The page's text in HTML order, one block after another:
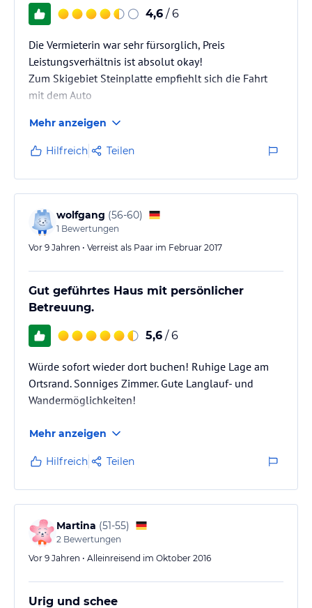
4,6 / 6
Die Vermieterin war sehr fürsorglich, Preis
Leistungsverhältnis ist absolut okay!
Zum Skigebiet Steinplatte empfiehlt sich die Fahrt
mit dem Auto
Mehr anzeigen
Hilfreich Teilen
wolfgang (56-60)
1 Bewertungen
Vor 9 Jahren • Verreist als Paar im Februar 2017
Gut geführtes Haus mit persönlicher
Betreuung.
5,6 / 6
Würde sofort wieder dort buchen! Ruhige Lage am
Ortsrand. Sonniges Zimmer. Gute Langlauf- und
Wandermöglichkeiten!
Mehr anzeigen
Hilfreich Teilen
Martina (51-55)
2 Bewertungen
Vor 9 Jahren • Alleinreisend im Oktober 2016
Urig und schee